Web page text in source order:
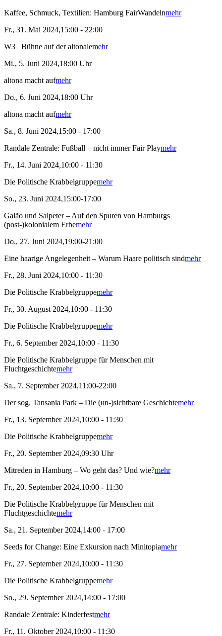
Kaffee, Schmuck, Textilien: Hamburg FairWandelnmehr
Fr., 31. Mai 2024,15:00 - 22:00
W3_ Bühne auf der altonalemehr
Mi., 5. Juni 2024,18:00 Uhr
altona macht aufmehr
Do., 6. Juni 2024,18:00 Uhr
altona macht aufmehr
Sa., 8. Juni 2024,15:00 - 17:00
Randale Zentrale: Fußball – nicht immer Fair Playmehr
Fr., 14. Juni 2024,10:00 - 11:30
Die Politische Krabbelgruppemehr
So., 23. Juni 2024,15:00-17:00
Galão und Salpeter – Auf den Spuren von Hamburgs
(post-)kolonialem Erbemehr
Do., 27. Juni 2024,19:00-21:00
Eine haarige Angelegenheit – Warum Haare politisch sindmehr
Fr., 28. Juni 2024,10:00 - 11:30
Die Politische Krabbelgruppemehr
Fr., 30. August 2024,10:00 - 11:30
Die Politische Krabbelgruppemehr
Fr., 6. September 2024,10:00 - 11:30
Die Politische Krabbelgruppe für Menschen mit
Fluchtgeschichtemehr
Sa., 7. September 2024,11:00-22:00
Der sog. Tansania Park – Die (un-)sichtbare Geschichtemehr
Fr., 13. September 2024,10:00 - 11:30
Die Politische Krabbelgruppemehr
Fr., 20. September 2024,09:30 Uhr
Mitreden in Hamburg – Wo geht das? Und wie?mehr
Fr., 20. September 2024,10:00 - 11:30
Die Politische Krabbelgruppe für Menschen mit
Fluchtgeschichtemehr
Sa., 21. September 2024,14:00 - 17:00
Seeds for Change: Eine Exkursion nach Minitopiamehr
Fr., 27. September 2024,10:00 - 11:30
Die Politische Krabbelgruppemehr
So., 29. September 2024,14:00 - 17:00
Randale Zentrale: Kinderfestmehr
Fr., 11. Oktober 2024,10:00 - 11:30